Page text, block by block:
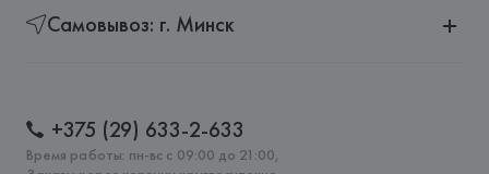
Самовывоз: г. Минск
+375 (29) 633-2-633
Время работы: пн-вс с 09:00 до 21:00,